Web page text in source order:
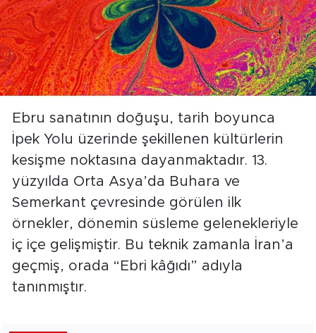
Ebru sanatının doğuşu, tarih boyunca
İpek Yolu üzerinde şekillenen kültürlerin
kesişme noktasına dayanmaktadır. 13.
yüzyılda Orta Asya’da Buhara ve
Semerkant çevresinde görülen ilk
örnekler, dönemin süsleme gelenekleriyle
iç içe gelişmiştir. Bu teknik zamanla İran’a
geçmiş, orada “Ebri kâğıdı” adıyla
tanınmıştır.